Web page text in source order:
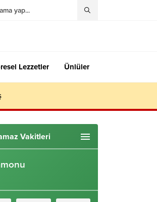
Lezzetler Ünlüler
Vakitleri